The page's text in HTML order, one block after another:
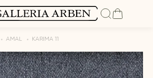
AMAL KARIMA 11